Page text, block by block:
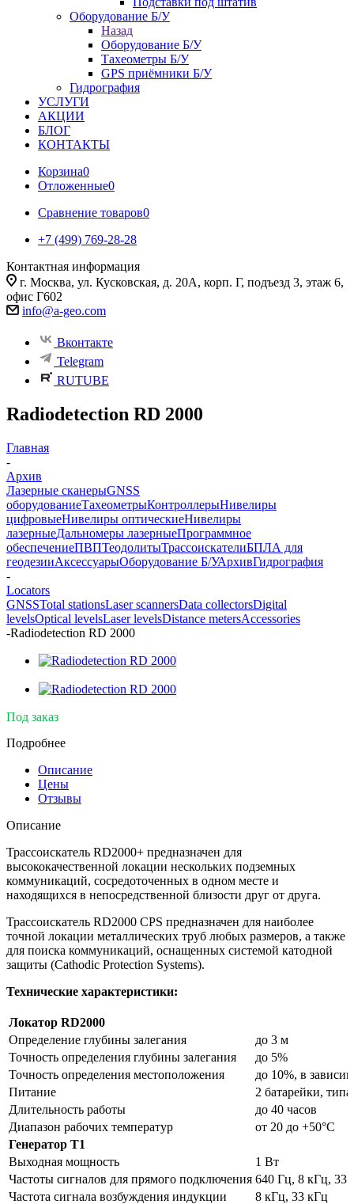
Оборудование Б/У
Назад
Оборудование Б/У
Тахеометры Б/У
GPS приёмники Б/У
Гидрография
УСЛУГИ
АКЦИИ
БЛОГ
КОНТАКТЫ
Корзина0
Отложенные0
Сравнение товаров0
+7 (499) 769-28-28
Контактная информация
г. Москва, ул. Кусковская, д. 20А, корп. Г, подъезд 3, этаж 6,
офис Г602
info@a-geo.com
Вконтакте
Telegram
RUTUBE
Radiodetection RD 2000
Главная
-
Архив
Лазерные сканерыGNSS
оборудованиеТахеометрыКонтроллерыНивелиры
цифровыеНивелиры оптическиеНивелиры
лазерныеДальномеры лазерныеПрограммное
обеспечениеПВПТеодолитыТрассоискателиБПЛА для
геодезииАксессуарыОборудование Б/УАрхивГидрография
-
Locators
GNSSTotal stationsLaser scannersData collectorsDigital
levelsOptical levelsLaser levelsDistance metersAccessories
-Radiodetection RD 2000
Под заказ
Подробнее
Описание
Цены
Отзывы
Описание
Трассоискатель RD2000+ предназначен для
высококачественной локации нескольких подземных
коммуникаций, сосредоточенных в одном месте и
находящихся в непосредственной близости друг от друга.
Трассоискатель RD2000 CPS предназначен для наиболее
точной локации металлических труб любых размеров, а также
для поиска коммуникаций, оснащенных системой катодной
защиты (Cathodic Protection Systems).
Технические характеристики:
Локатор RD2000
Определение глубины залегания
до 3 м
Точность определения глубины залегания
до 5%
Точность определения местоположения
до 10%, в
Питание
2 батарейки,
Длительность работы
до 40 часов
Диапазон рабочих температур
от 20 до +50°С
Генератор T1
Выходная мощность
1 Вт
Частоты сигналов для прямого подключения 640 Гц, 8 кГц, 33
Частота сигнала возбуждения индукции
8 кГц, 33 кГц